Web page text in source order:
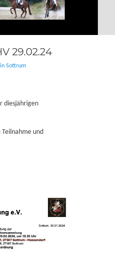
29.02.24
Sottrum
diesjährigen
und